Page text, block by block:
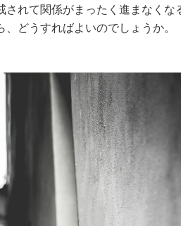
されて関係がまったく進まなくな
どうすればよいのでしょうか。